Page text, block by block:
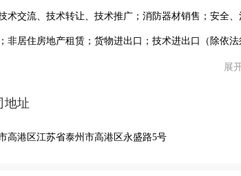
术交流、技术转让、技术推广；消防器材销售；安全
非居住房地产租赁；货物进出口；技术进出口（除依
展
地址
高港区江苏省泰州市高港区永盛路5号